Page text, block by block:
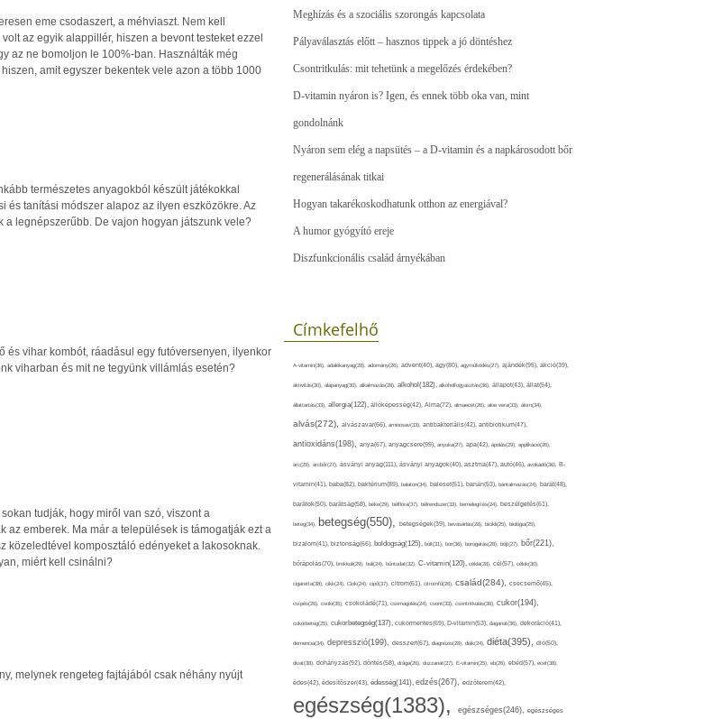
eme csodaszert, a méhviaszt. Nem kell
az egyik alappillér, hiszen a bevont testeket ezzel
az ne bomoljon le 100%-ban. Használták még
amit egyszer bekentek vele azon a több 1000
természetes anyagokból készült játékokkal
és tanítási módszer alapoz az ilyen eszközökre. Az
legnépszerűbb. De vajon hogyan játszunk vele?
és vihar kombót, ráadásul egy futóversenyen, ilyenkor
viharban és mit ne tegyünk villámlás esetén?
tudják, hogy miről van szó, viszont a
emberek. Ma már a települések is támogatják ezt a
közeledtével komposztáló edényeket a lakosoknak.
miért kell csinálni?
melynek rengeteg fajtájából csak néhány nyújt
Meghízás és a szociális szorongás kapcsolata
Pályaválasztás előtt – hasznos tippek a jó döntéshez
Csontritkulás: mit tehetünk a megelőzés érdekében?
D-vitamin nyáron is? Igen, és ennek több oka van, mint
gondolnánk
Nyáron sem elég a napsütés – a D-vitamin és a napkárosodott bőr
regenerálásának titkai
Hogyan takarékoskodhatunk otthon az energiával?
A humor gyógyító ereje
Diszfunkcionális család árnyékában
Címkefelhő
A-vitamin(36), adalékanyag(28), adomány(26), advent(40), agy(80), agyműködés(27), ajándék(95), akció(39),
aktivitás(30), alapanyag(30), alkalmazás(28), alkohol(182), alkoholfogyasztás(36), állapot(43), állat(54),
állattartás(33), allergia(122), állóképesség(42), Alma(72), almaecet(26), aloe vera(33), álom(34),
alvás(272), alvászavar(66), aminosav(33), antibakteriális(42), antibiotikum(47),
antioxidáns(198), anya(67), anyagcsere(99), anyuka(27), apa(42), ápolás(29), applikáció(26),
arc(29), arcbőr(27), ásványi anyag(111), ásványi anyagok(40), asztma(47), autó(46), avokádó(36), B-
vitamin(41), baba(82), baktérium(89), balaton(34), baleset(51), banán(53), bántalmazás(24), barát(48),
barátok(50), barátság(58), béke(29), bélflóra(37), bélrendszer(33), bemelegítés(24), beszélgetés(61),
beteg(34), betegség(550), betegségek(39), bevásárlás(28), bicikli(25), biológia(25),
bizalom(41), biztonság(66), boldogság(125), bolt(31), bor(36), borogatás(28), böjt(27), bőr(221),
bőrápolás(70), brokkoli(29), buli(24), bűntudat(32), C-vitamin(120), cékla(28), cél(57), célok(30),
cigaretta(38), cikk(24), Cink(24), cipő(37), citrom(61), citromfű(26), család(284), csecsemő(45),
csípés(26), csoki(35), csokoládé(71), csomagolás(24), csont(33), csontritkulás(36), cukor(194),
cukorbeteg(25), cukorbetegség(137), cukormentes(69), D-vitamin(53), daganat(36), dekoráció(41),
demencia(34), depresszió(199), desszert(67), diagnózis(28), diák(24), diéta(395), dió(50),
divat(38), dohányzás(92), döntés(58), drága(26), duzzanat(27), E-vitamin(25), eb(26), ebéd(57), ecet(38),
édes(42), édesítőszer(43), édesség(141), edzés(267), edzőterem(42),
egészség(1383), egészséges(246), egészséges